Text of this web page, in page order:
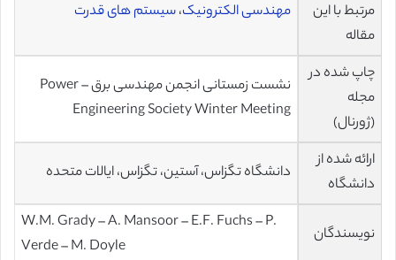
مرتبط با این
مقاله
مهندسی الکترونیک،سیستم های قدرت
چاپ شده در
مجله
(ژورنال)
نشست زمستانی انجمن مهندسی برق – Power
Engineering Society Winter Meeting
ارائه شده از
دانشگاه
دانشگاه تگزاس، آستین، تگزاس، ایالات متحده
نویسندگان
W.M. Grady – A. Mansoor – E.F. Fuchs – P.
Verde – M. Doyle